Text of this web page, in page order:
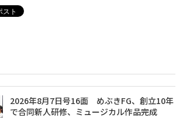
2026年8月7日号16面 めぶきFG、創立10年
で合同新人研修、ミュージカル作品完成